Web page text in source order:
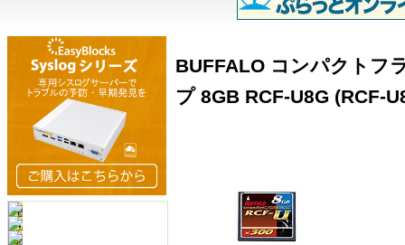
BUFFALO コンパクトフ
プ 8GB RCF-U8G (RCF-